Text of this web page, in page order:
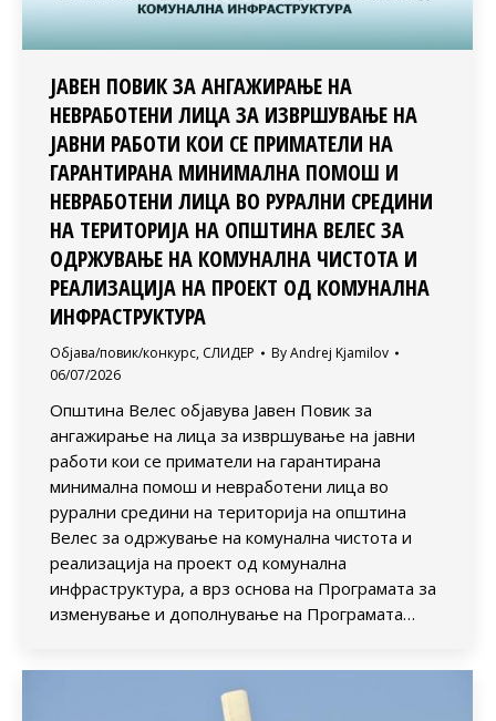
ЈАВЕН ПОВИК ЗА АНГАЖИРАЊЕ НА
НЕВРАБОТЕНИ ЛИЦА ЗА ИЗВРШУВАЊЕ НА
ЈАВНИ РАБОТИ КОИ СЕ ПРИМАТЕЛИ НА
ГАРАНТИРАНА МИНИМАЛНА ПОМОШ И
НЕВРАБОТЕНИ ЛИЦА ВО РУРАЛНИ СРЕДИНИ
НА ТЕРИТОРИЈА НА ОПШТИНА ВЕЛЕС ЗА
ОДРЖУВАЊЕ НА КОМУНАЛНА ЧИСТОТА И
РЕАЛИЗАЦИЈА НА ПРОЕКТ ОД КОМУНАЛНА
ИНФРАСТРУКТУРА
Објава/повик/конкурс, СЛИДЕР ByAndrej Kjamilov
06/07/2026
Општина Велес објавува Јавен Повик за
ангажирање на лица за извршување на јавни
работи кои се приматели на гарантирана
минимална помош и невработени лица во
рурални средини на територија на општина
Велес за одржување на комунална чистота и
реализација на проект од комунална
инфраструктура, а врз основа на Програмата за
изменување и дополнување на Програмата…